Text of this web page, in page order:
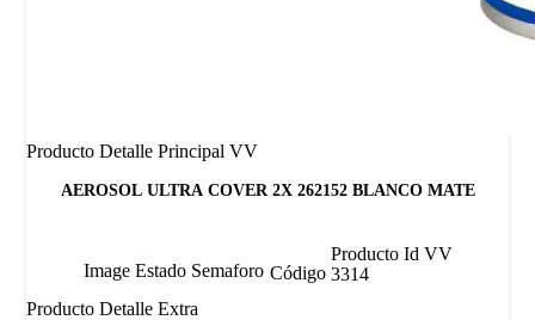
Producto Detalle Principal VV
AEROSOL ULTRA COVER 2X 262152 BLANCO MATE
Image Estado Semaforo Código
Producto Id VV
3314
Producto Detalle Extra